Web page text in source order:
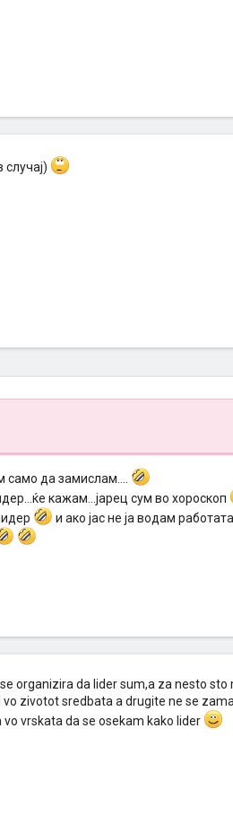
само да замислам....
кажам...јарец сум во хороскоп
и ако јас не ја водам
organizira da lider sum,a za nesto
zivotot sredbata a drugite ne se
vrskata da se osekam kako lider